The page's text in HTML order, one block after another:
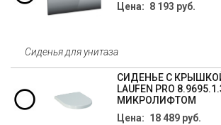
Цена: 8 193 руб.
Сиденья для унитаза
СИДЕНЬЕ С
LAUFEN PRO
МИКРОЛИФТОМ
Цена: 18 489 руб.